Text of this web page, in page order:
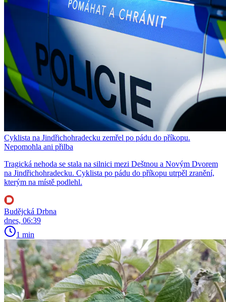
Cyklista na Jindřichohradecku zemřel po pádu do příkopu.
Nepomohla ani přilba
Tragická nehoda se stala na silnici mezi Deštnou a Novým Dvorem
na Jindřichohradecku. Cyklista po pádu do příkopu utrpěl zranění,
kterým na místě podlehl.
Budějcká Drbna
dnes, 06:39
1 min